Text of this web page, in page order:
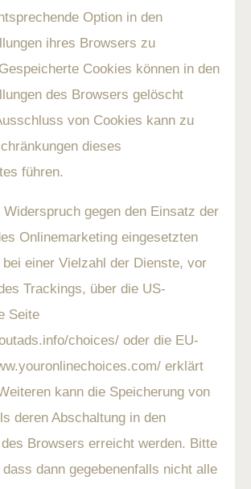
Option in den
ihres Browsers zu
Cookies können in den
des Browsers gelöscht
von Cookies kann zu
dieses
führen.
Widerspruch gegen den Einsatz der
Onlinemarketing eingesetzten
einer Vielzahl der Dienste, vor
Trackings, über die US-
Seite
choices/ oder die EU-
erklärt
kann die Speicherung von
deren Abschaltung in den
Browsers erreicht werden. Bitte
dann gegebenenfalls nicht alle